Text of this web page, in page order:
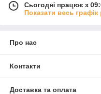
Сьогодні працює з
Показати весь графік
Про нас
Контакти
Доставка та оплата